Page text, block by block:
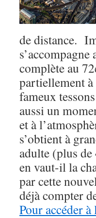
de distance.
complète au
partiellement
fameux
aussi un
et à
s’obtient à
adulte (plus
en vaut-il la
par cette
déjà compter
Pour accéder